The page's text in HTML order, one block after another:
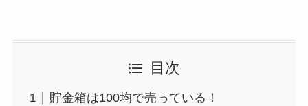
目次
貯金箱は100均で売っている！